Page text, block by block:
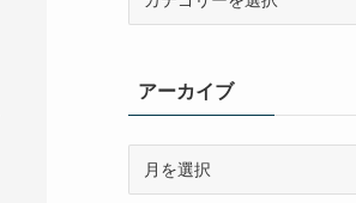
ーアーカイブ